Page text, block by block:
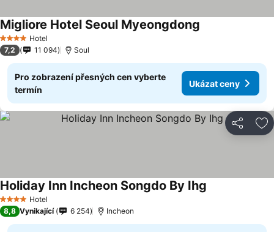
4 Počet hvězdiček
Hotel
Migliore Hotel Seoul Myeongdong
7,2 11 094 Soul
Pro zobrazení přesných cen vyberte
termín
Ukázat ceny
Sdílet
4 Počet hvězdiček
Hotel
Holiday Inn Incheon Songdo By Ihg
8,8 Vynikající 6 254 Incheon